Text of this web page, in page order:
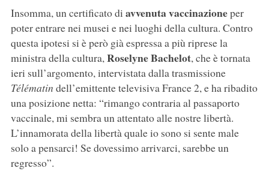
Insomma, un certificato di avvenuta vaccinazioneper
poter entrare nei musei e nei luoghi della cultura. Contro
questa ipotesi si è però già espressa a più riprese la
ministra della cultura,Roselyne Bachelot, che è tornata
ieri sull’argomento, intervistata dalla trasmissione
Télématin dell’emittente televisiva France 2, e ha ribadito
una posizione netta: “rimango contraria al passaporto
vaccinale, mi sembra un attentato alle nostre libertà.
L’innamorata della libertà quale io sono si sente male
solo a pensarci! Se dovessimo arrivarci, sarebbe un
regresso”.